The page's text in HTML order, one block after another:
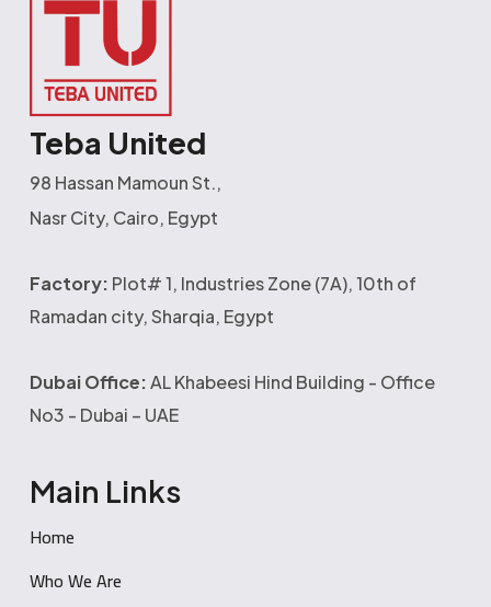
Teba United
98 Hassan Mamoun St.,
Nasr City, Cairo, Egypt
Factory: Plot# 1, Industries Zone (7A), 10th of
Ramadan city, Sharqia, Egypt
Dubai Office:AL Khabeesi Hind Building - Office
No3 - Dubai – UAE
Main Links
Home
Who We Are